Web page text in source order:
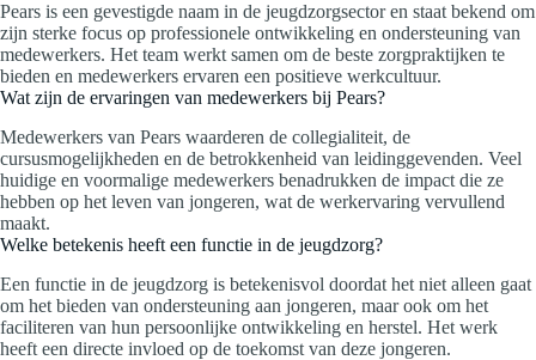
Pears is een gevestigde naam in de jeugdzorgsector en staat bekend om
zijn sterke focus op professionele ontwikkeling en ondersteuning van
medewerkers. Het team werkt samen om de beste zorgpraktijken te
bieden en medewerkers ervaren een positieve werkcultuur.
Wat zijn de ervaringen van medewerkers bij Pears?
Medewerkers van Pears waarderen de collegialiteit, de
cursusmogelijkheden en de betrokkenheid van leidinggevenden. Veel
huidige en voormalige medewerkers benadrukken de impact die ze
hebben op het leven van jongeren, wat de werkervaring vervullend
maakt.
Welke betekenis heeft een functie in de jeugdzorg?
Een functie in de jeugdzorg is betekenisvol doordat het niet alleen gaat
om het bieden van ondersteuning aan jongeren, maar ook om het
faciliteren van hun persoonlijke ontwikkeling en herstel. Het werk
heeft een directe invloed op de toekomst van deze jongeren.